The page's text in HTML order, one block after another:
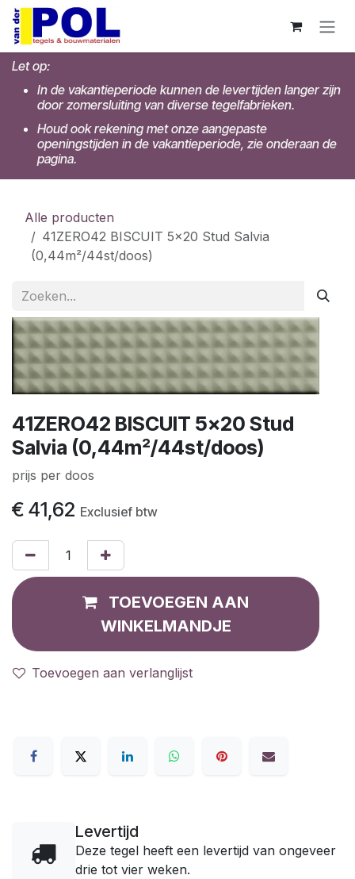
Overslaan naar inhoud
Let op:
In de vakantieperiode kunnen de levertijden langer zijn
door zomersluiting van diverse tegelfabrieken.
Houd ook rekening met onze aangepaste
openingstijden in de vakantieperiode, zie onderaan de
pagina.
Alle producten
41ZERO42 BISCUIT 5x20 Stud Salvia
(0,44m²/44st/doos)
41ZERO42 BISCUIT 5x20 Stud
Salvia (0,44m²/44st/doos)
prijs per doos
€ 41,62 Exclusief btw
TOEVOEGEN AAN
WINKELMANDJE
Toevoegen aan verlanglijst
Levertijd
Deze tegel heeft een levertijd van ongeveer
drie tot vier weken.